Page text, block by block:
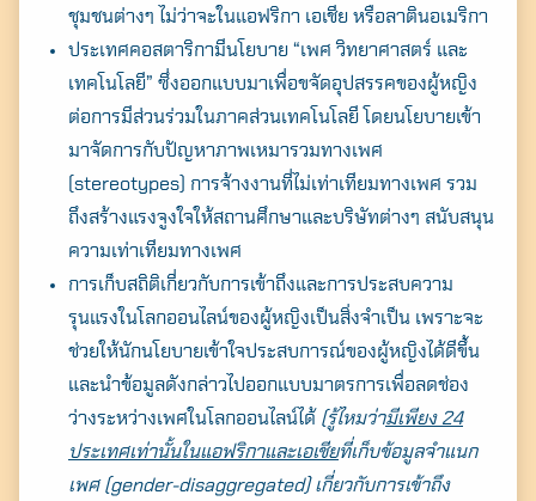
Search
for:
ชุมชนต่างๆ ไม่ว่าจะในแอฟริกา เอเชีย หรือลาตินอเมริกา
ประเทศคอสตาริกามีนโยบาย “เพศ วิทยาศาสตร์ และ
เทคโนโลยี” ซึ่งออกแบบมาเพื่อขจัดอุปสรรคของผู้หญิง
ต่อการมีส่วนร่วมในภาคส่วนเทคโนโลยี โดยนโยบายเข้า
มาจัดการกับปัญหาภาพเหมารวมทางเพศ
(stereotypes) การจ้างงานที่ไม่เท่าเทียมทางเพศ รวม
ถึงสร้างแรงจูงใจให้สถานศึกษาและบริษัทต่างๆ สนับสนุน
ความเท่าเทียมทางเพศ
การเก็บสถิติเกี่ยวกับการเข้าถึงและการประสบความ
รุนแรงในโลกออนไลน์ของผู้หญิงเป็นสิ่งจำเป็น เพราะจะ
ช่วยให้นักนโยบายเข้าใจประสบการณ์ของผู้หญิงได้ดีขึ้น
และนำข้อมูลดังกล่าวไปออกแบบมาตรการเพื่อลดช่อง
ว่างระหว่างเพศในโลกออนไลน์ได้ (รู้ไหมว่ามีเพียง 24
ประเทศเท่านั้นในแอฟริกาและเอเชียที่เก็บข้อมูลจำแนก
เพศ (gender-disaggregated) เกี่ยวกับการเข้าถึง